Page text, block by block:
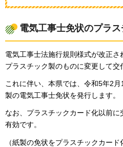
電気工事士免状のプラ
電気工事士法施行規則様式が改正
プラスチック製のものに変更して交
これに伴い、本県では、令和5年2
製の電気工事士免状を発行します。
なお、プラスチックカード化以前に
有効です。
（紙製の免状をプラスチックカード